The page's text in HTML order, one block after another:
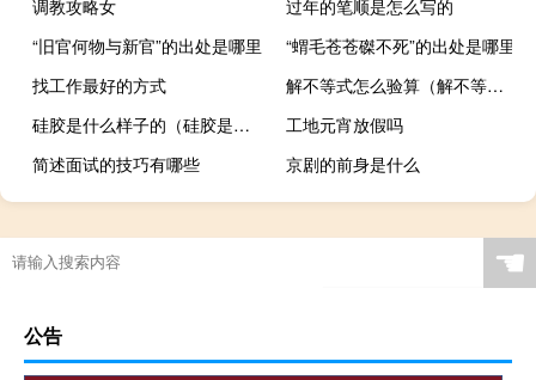
调教攻略女
过年的笔顺是怎么写的
“旧官何物与新官”的出处是哪里
“蝟毛苍苍磔不死”的出处是哪里
找工作最好的方式
解不等式怎么验算（解不等式计算器）
硅胶是什么样子的（硅胶是什么）
工地元宵放假吗
简述面试的技巧有哪些
京剧的前身是什么
☚
公告